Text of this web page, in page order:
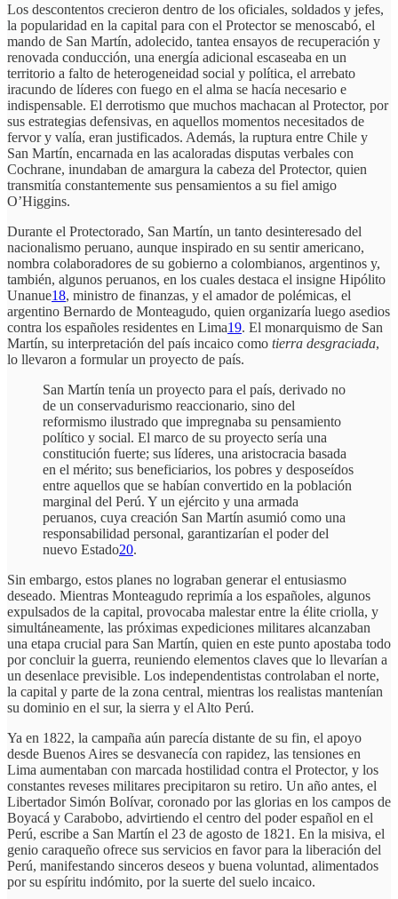
Los descontentos crecieron dentro de los oficiales, soldados y jefes,
la popularidad en la capital para con el Protector se menoscabó, el
mando de San Martín, adolecido, tantea ensayos de recuperación y
renovada conducción, una energía adicional escaseaba en un
territorio a falto de heterogeneidad social y política, el arrebato
iracundo de líderes con fuego en el alma se hacía necesario e
indispensable. El derrotismo que muchos machacan al Protector, por
sus estrategias defensivas, en aquellos momentos necesitados de
fervor y valía, eran justificados. Además, la ruptura entre Chile y
San Martín, encarnada en las acaloradas disputas verbales con
Cochrane, inundaban de amargura la cabeza del Protector, quien
transmitía constantemente sus pensamientos a su fiel amigo
O’Higgins.
Durante el Protectorado, San Martín, un tanto desinteresado del
nacionalismo peruano, aunque inspirado en su sentir americano,
nombra colaboradores de su gobierno a colombianos, argentinos y,
también, algunos peruanos, en los cuales destaca el insigne Hipólito
Unanue18, ministro de finanzas, y el amador de polémicas, el
argentino Bernardo de Monteagudo, quien organizaría luego asedios
contra los españoles residentes en Lima19. El monarquismo de San
Martín, su interpretación del país incaico como tierra desgraciada,
lo llevaron a formular un proyecto de país.
San Martín tenía un proyecto para el país, derivado no
de un conservadurismo reaccionario, sino del
reformismo ilustrado que impregnaba su pensamiento
político y social. El marco de su proyecto sería una
constitución fuerte; sus líderes, una aristocracia basada
en el mérito; sus beneficiarios, los pobres y desposeídos
entre aquellos que se habían convertido en la población
marginal del Perú. Y un ejército y una armada
peruanos, cuya creación San Martín asumió como una
responsabilidad personal, garantizarían el poder del
nuevo Estado20.
Sin embargo, estos planes no lograban generar el entusiasmo
deseado. Mientras Monteagudo reprimía a los españoles, algunos
expulsados de la capital, provocaba malestar entre la élite criolla, y
simultáneamente, las próximas expediciones militares alcanzaban
una etapa crucial para San Martín, quien en este punto apostaba todo
por concluir la guerra, reuniendo elementos claves que lo llevarían a
un desenlace previsible. Los independentistas controlaban el norte,
la capital y parte de la zona central, mientras los realistas mantenían
su dominio en el sur, la sierra y el Alto Perú.
Ya en 1822, la campaña aún parecía distante de su fin, el apoyo
desde Buenos Aires se desvanecía con rapidez, las tensiones en
Lima aumentaban con marcada hostilidad contra el Protector, y los
constantes reveses militares precipitaron su retiro. Un año antes, el
Libertador Simón Bolívar, coronado por las glorias en los campos de
Boyacá y Carabobo, advirtiendo el centro del poder español en el
Perú, escribe a San Martín el 23 de agosto de 1821. En la misiva, el
genio caraqueño ofrece sus servicios en favor para la liberación del
Perú, manifestando sinceros deseos y buena voluntad, alimentados
por su espíritu indómito, por la suerte del suelo incaico.